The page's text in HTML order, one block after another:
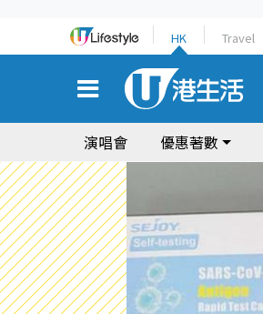
HK Travel
演唱會 優惠著數